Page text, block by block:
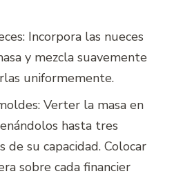
Incorpora las nueces
y mezcla suavemente
uniformemente.
Verter la masa en
hasta tres
de su capacidad. Colocar
sobre cada financier